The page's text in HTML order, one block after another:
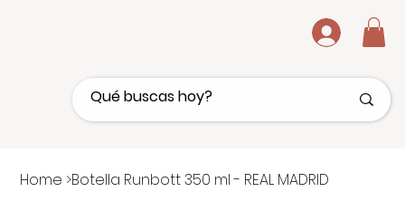
.
Home >Botella Runbott 350 ml - REAL MADRID